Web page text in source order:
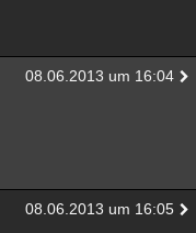
08.06.2013 um 16:04
08.06.2013 um 16:05